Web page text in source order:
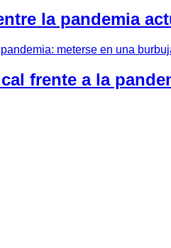
la pandemia
frente a la